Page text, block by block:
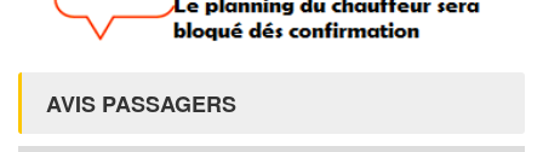
AVIS PASSAGERS